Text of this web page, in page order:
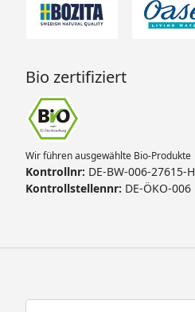
Bio zertifiziert
Wir führen ausgewählte Bio-Produkte
Kontrollnr: DE-BW-006-27615-H
Kontrollstellennr: DE-ÖKO-006